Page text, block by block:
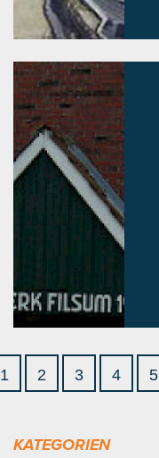
1 2 3 4 5
KATEGORIEN